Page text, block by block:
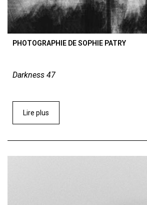
PHOTOGRAPHIE DE SOPHIE PATRY
Darkness 47
Lire plus